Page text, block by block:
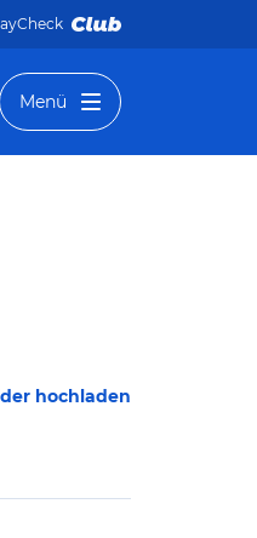
Menü
hochladen